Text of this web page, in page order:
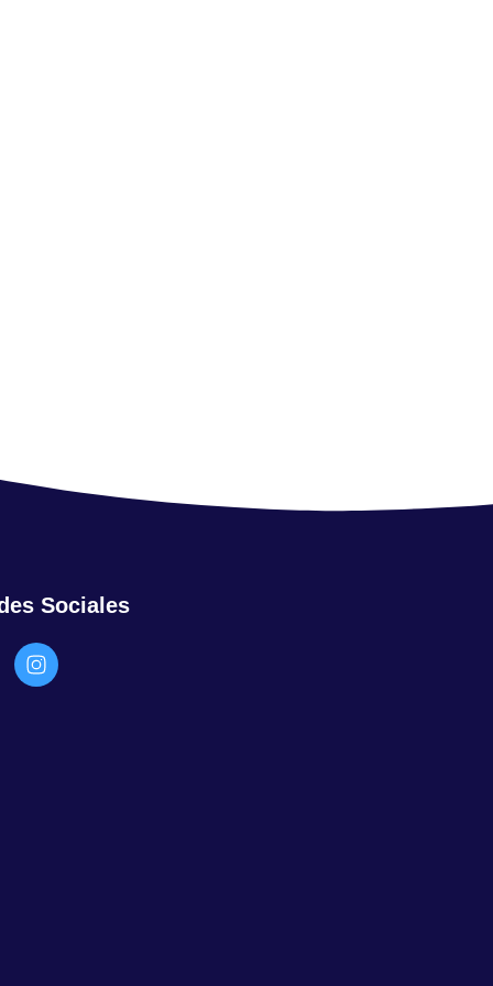
Sociales